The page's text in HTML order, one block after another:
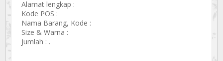
Alamat lengkap :
Kode POS :
Nama Barang, Kode :
Size & Warna :
Jumlah : .